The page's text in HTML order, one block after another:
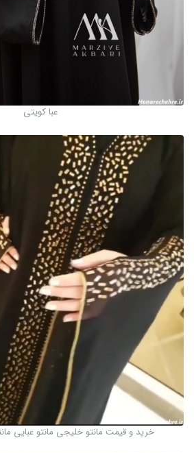
عبا کویتی
خرید و قیمت مانتو خلیجی مانتو عبایی